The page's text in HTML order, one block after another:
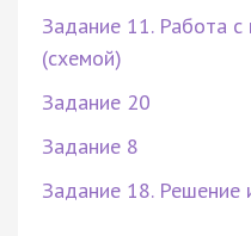
Задание 11. Работа с
(схемой)
Задание 20
Задание 8
Задание 18. Решение